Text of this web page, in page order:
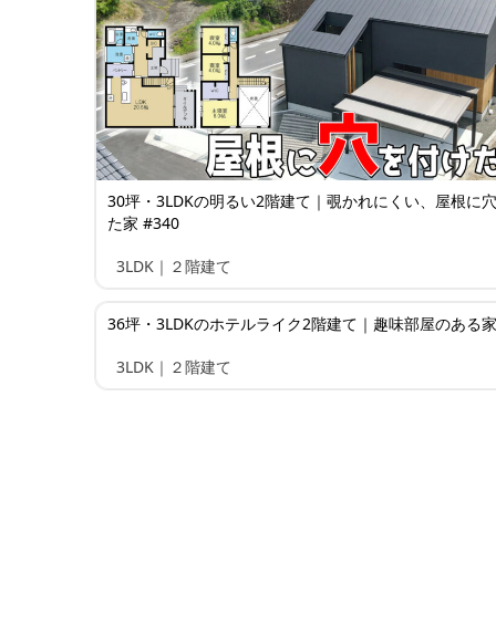
30坪・3LDKの明るい2階建て｜覗かれにくい、屋根に
た家 #340
3LDK｜２階建て
36坪・3LDKのホテルライク2階建て｜趣味部屋のある
3LDK｜２階建て